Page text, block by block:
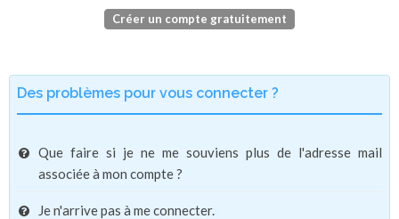
Créer un compte gratuitement
Des problèmes pour vous connecter ?
Que faire si je ne me souviens plus de l'adresse mail
associée à mon compte ?
Je n'arrive pas à me connecter.